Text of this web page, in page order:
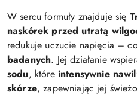
W sercu formuły znajduje się
naskórek przed utratą
redukuje uczucie napięcia –
badanych. Jej działanie
sodu, które intensywnie
skórze, zapewniając jej